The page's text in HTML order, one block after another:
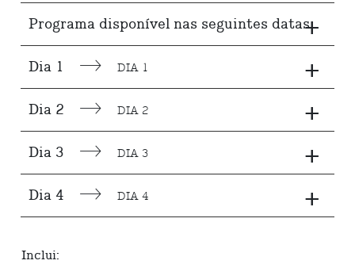
+
Programa disponível nas seguintes datas
+
Dia 1 DIA 1
+
Dia 2 DIA 2
+
Dia 3 DIA 3
+
Dia 4 DIA 4
Inclui: